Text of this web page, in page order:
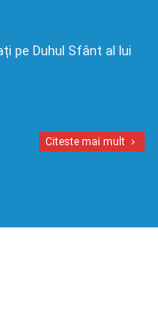
pe Duhul Sfânt al lui
Citeste mai mult